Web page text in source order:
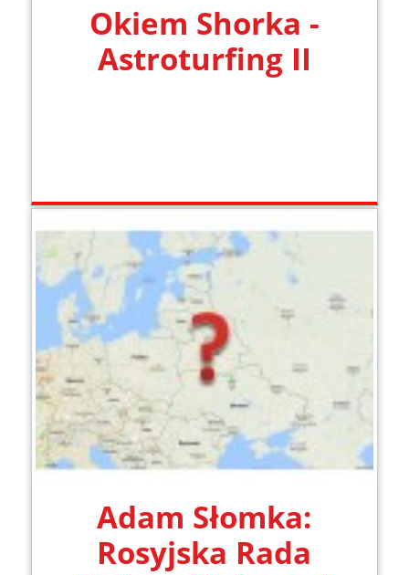
Okiem Shorka -
Astroturfing II
Adam Słomka:
Rosyjska Rada